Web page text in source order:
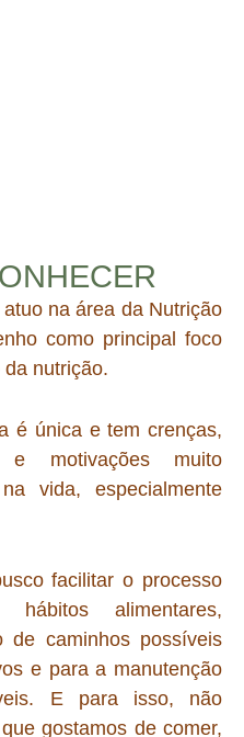
na área da Nutrição
como principal foco
nutrição.
é única e tem crenças,
e motivações muito
vida, especialmente
facilitar o processo
alimentares,
de caminhos possíveis
e para a manutenção
E para isso, não
gostamos de comer,